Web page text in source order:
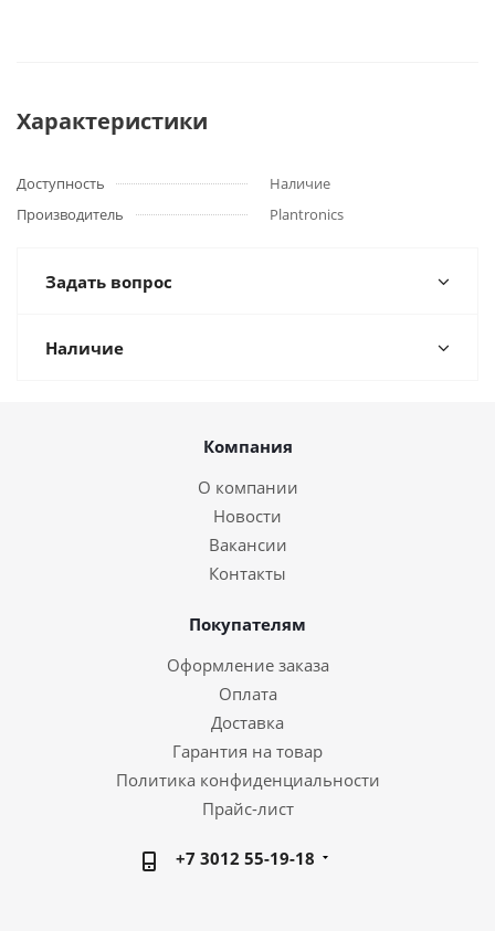
Характеристики
Доступность
Наличие
Производитель
Plantronics
Задать вопрос
Наличие
Компания
О компании
Новости
Вакансии
Контакты
Покупателям
Оформление заказа
Оплата
Доставка
Гарантия на товар
Политика конфиденциальности
Прайс-лист
+7 3012 55-19-18